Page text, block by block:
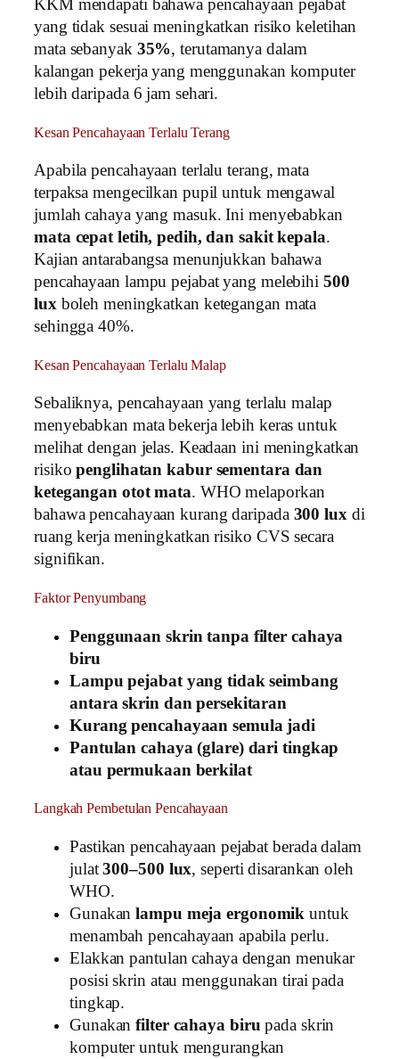
KKM mendapati bahawa pencahayaan pejabat
yang tidak sesuai meningkatkan risiko keletihan
mata sebanyak 35%, terutamanya dalam
kalangan pekerja yang menggunakan komputer
lebih daripada 6 jam sehari.
Kesan Pencahayaan Terlalu Terang
Apabila pencahayaan terlalu terang, mata
terpaksa mengecilkan pupil untuk mengawal
jumlah cahaya yang masuk. Ini menyebabkan
mata cepat letih, pedih, dan sakit kepala.
Kajian antarabangsa menunjukkan bahawa
pencahayaan lampu pejabat yang melebihi 500
luxboleh meningkatkan ketegangan mata
sehingga 40%.
Kesan Pencahayaan Terlalu Malap
Sebaliknya, pencahayaan yang terlalu malap
menyebabkan mata bekerja lebih keras untuk
melihat dengan jelas. Keadaan ini meningkatkan
risikopenglihatan kabur sementara dan
ketegangan otot mata. WHO melaporkan
bahawa pencahayaan kurang daripada 300 luxdi
ruang kerja meningkatkan risiko CVS secara
signifikan.
Faktor Penyumbang
Penggunaan skrin tanpa filter cahaya
biru
Lampu pejabat yang tidak seimbang
antara skrin dan persekitaran
Kurang pencahayaan semula jadi
Pantulan cahaya (glare) dari tingkap
atau permukaan berkilat
Langkah Pembetulan Pencahayaan
Pastikan pencahayaan pejabat berada dalam
julat300–500 lux, seperti disarankan oleh
WHO.
Gunakanlampu meja ergonomik untuk
menambah pencahayaan apabila perlu.
Elakkan pantulan cahaya dengan menukar
posisi skrin atau menggunakan tirai pada
tingkap.
Gunakanfilter cahaya biru pada skrin
komputer untuk mengurangkan